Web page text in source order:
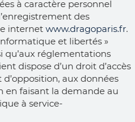
à caractère personnel
des
internet www.dragoparis.fr.
et libertés »
qu’aux réglementations
dispose d’un droit d’accès
aux données
en faisant la demande au
à service-